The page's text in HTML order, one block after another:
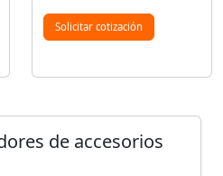
Solicitar cotización
de accesorios